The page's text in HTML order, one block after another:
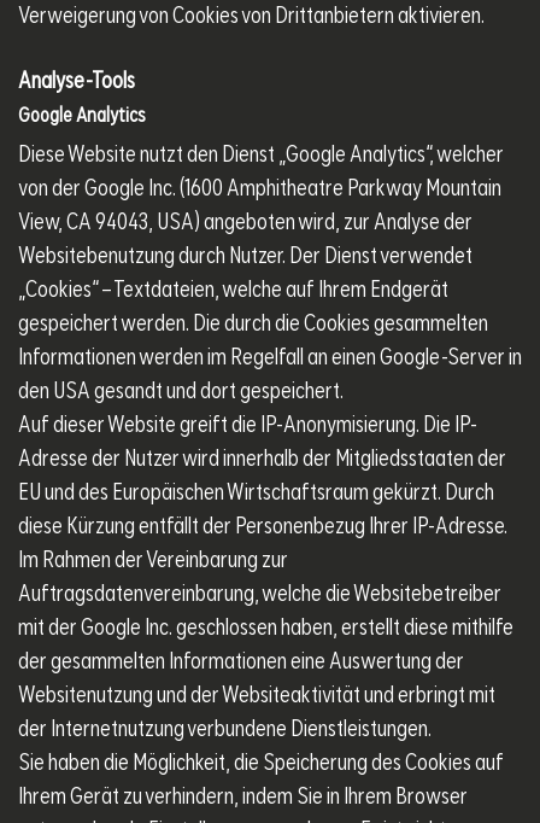
Verweigerung von Cookies von Drittanbietern aktivieren.
Analyse-Tools
Google Analytics
Diese Website nutzt den Dienst „Google Analytics“, welcher
von der Google Inc. (1600 Amphitheatre Parkway Mountain
View, CA 94043, USA) angeboten wird, zur Analyse der
Websitebenutzung durch Nutzer. Der Dienst verwendet
„Cookies“ – Textdateien, welche auf Ihrem Endgerät
gespeichert werden. Die durch die Cookies gesammelten
Informationen werden im Regelfall an einen Google-Server in
den USA gesandt und dort gespeichert.
Auf dieser Website greift die IP-Anonymisierung. Die IP-
Adresse der Nutzer wird innerhalb der Mitgliedsstaaten der
EU und des Europäischen Wirtschaftsraum gekürzt. Durch
diese Kürzung entfällt der Personenbezug Ihrer IP-Adresse.
Im Rahmen der Vereinbarung zur
Auftragsdatenvereinbarung, welche die Websitebetreiber
mit der Google Inc. geschlossen haben, erstellt diese mithilfe
der gesammelten Informationen eine Auswertung der
Websitenutzung und der Websiteaktivität und erbringt mit
der Internetnutzung verbundene Dienstleistungen.
Sie haben die Möglichkeit, die Speicherung des Cookies auf
Ihrem Gerät zu verhindern, indem Sie in Ihrem Browser